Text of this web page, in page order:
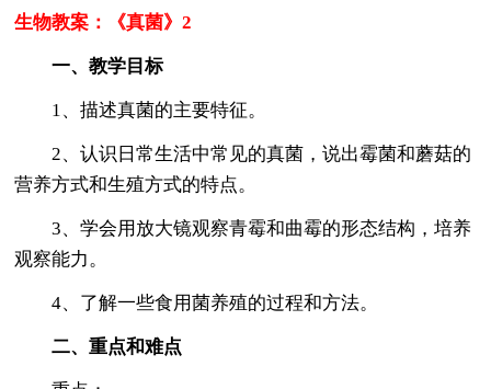
生物教案：《真菌》2
一、教学目标
1、描述真菌的主要特征。
2、认识日常生活中常见的真菌，说出霉菌和蘑菇的
营养方式和生殖方式的特点。
3、学会用放大镜观察青霉和曲霉的形态结构，培养
观察能力。
4、了解一些食用菌养殖的过程和方法。
二、重点和难点